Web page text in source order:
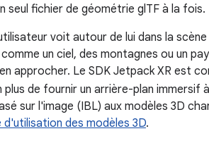
seul fichier de géométrie glTF à la fois.
voit autour de lui dans la
un ciel, des montagnes ou un
approcher. Le SDK Jetpack XR est
plus de fournir un arrière-plan immersif
sur l'image (IBL) aux modèles 3D
d'utilisation des modèles 3D.